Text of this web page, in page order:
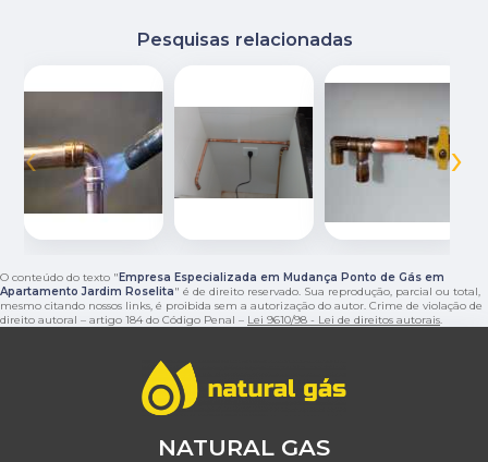
Pesquisas relacionadas
‹ ›
O conteúdo do texto " Empresa Especializada em Mudança Ponto de Gás em
Apartamento Jardim Roselita" é de direito reservado. Sua reprodução, parcial ou total,
mesmo citando nossos links, é proibida sem a autorização do autor. Crime de violação de
direito autoral – artigo 184 do Código Penal – Lei 9610/98 - Lei de direitos autorais.
NATURAL GAS